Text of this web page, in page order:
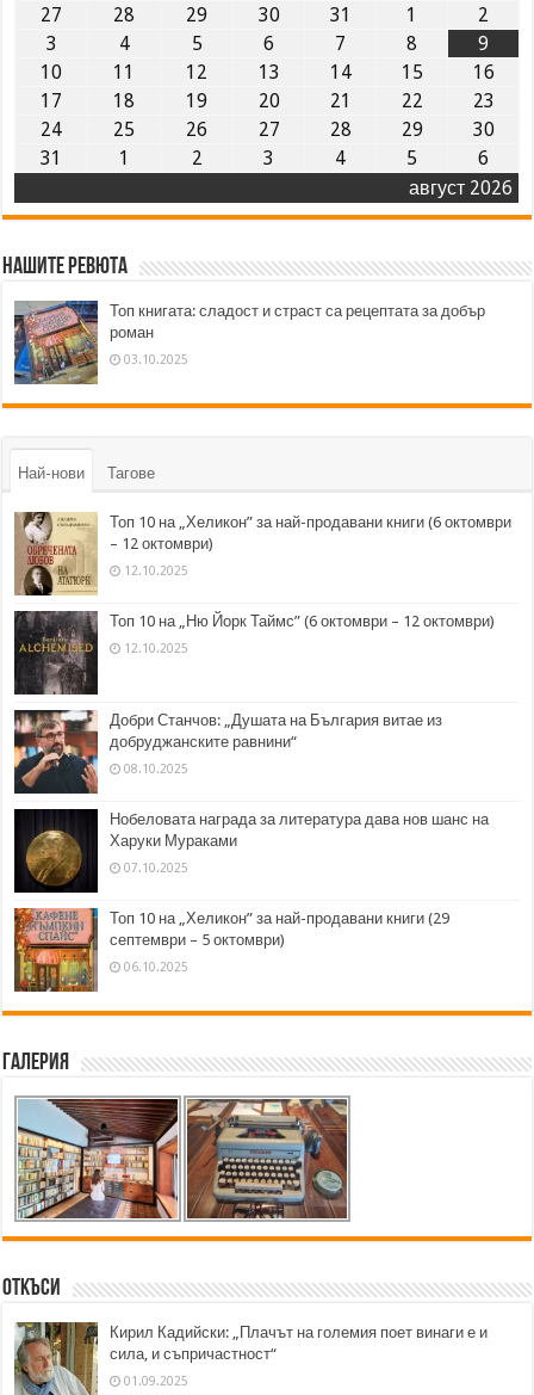
август 2026
27 28 29 30 31 1
2
3
4 5 6 7 8
9
10
11 12 13 14 15
16
17
18 19 20 21 22
23
24
25 26 27 28 29
30
31
1 2 3 4 5 6
Нашите ревюта
Топ книгата: сладост и страст са рецептата за добър
роман
03.10.2025
Най-нови Тагове
Топ 10 на „Хеликон” за най-продавани книги (6 октомври
– 12 октомври)
12.10.2025
Топ 10 на „Ню Йорк Таймс” (6 октомври – 12 октомври)
12.10.2025
Добри Станчов: „Душата на България витае из
добруджанските равнини“
08.10.2025
Нобеловата награда за литература дава нов шанс на
Харуки Мураками
07.10.2025
Топ 10 на „Хеликон” за най-продавани книги (29
септември – 5 октомври)
06.10.2025
Галерия
Откъси
Кирил Кадийски: „Плачът на големия поет винаги е и
сила, и съпричастност“
01.09.2025